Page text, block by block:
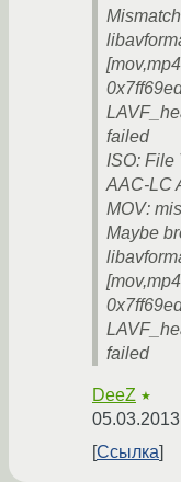
failed
ISO: File
AAC-LC
MOV:
Maybe
failed
DeeZ ★
Ссылка